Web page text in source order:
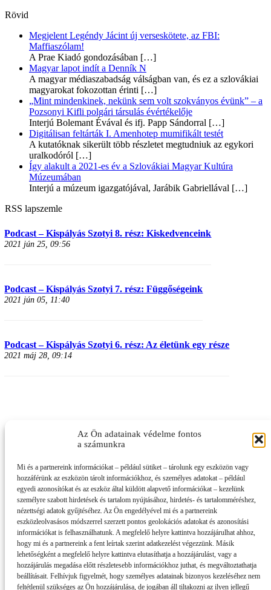
Az Ön adatainak védelme fontos
a számunkra
Mi és a partnereink információkat – például sütiket – tárolunk egy eszközön vagy
hozzáférünk az eszközön tárolt információkhoz, és személyes adatokat – például
egyedi azonosítókat és az eszköz által küldött alapvető információkat – kezelünk
személyre szabott hirdetések és tartalom nyújtásához, hirdetés- és tartalomméréshez,
nézettségi adatok gyűjtéséhez. Az Ön engedélyével mi és a partnereink
eszközleolvasásos módszerrel szerzett pontos geolokációs adatokat és azonosítási
információkat is felhasználhatunk. A megfelelő helyre kattintva hozzájárulhat ahhoz,
hogy mi és a partnereink a fent leírtak szerint adatkezelést végezzünk. Másik
lehetőségként a megfelelő helyre kattintva elutasíthatja a hozzájárulást, vagy a
hozzájárulás megadása előtt részletesebb információkhoz juthat, és megváltoztathatja
beállításait. Felhívjuk figyelmét, hogy személyes adatainak bizonyos kezeléséhez nem
feltétlenül szükséges az Ön hozzájárulása, de jogában áll tiltakozni az ilyen jellegű
Rövid
Megjelent Legéndy Jácint új verseskötete, az FBI:
Maffiaszólam!
A Prae Kiadó gondozásában […]
Magyar lapot indít a Denník N
A magyar médiaszabadság válságban van, és ez a szlovákiai
magyarokat fokozottan érinti […]
„Mint mindenkinek, nekünk sem volt szokványos évünk” – a
Pozsonyi Kifli polgári társulás évértékelője
Interjú Bolemant Évával és ifj. Papp Sándorral […]
Digitálisan feltárták I. Amenhotep mumifikált testét
A kutatóknak sikerült több részletet megtudniuk az egykori
uralkodóról […]
Így alakult a 2021-es év a Szlovákiai Magyar Kultúra
Múzeumában
Interjú a múzeum igazgatójával, Jarábik Gabriellával […]
RSS lapszemle
Podcast – Kispályás Szotyi 8. rész: Kiskedvenceink
2021 jún 25, 09:56
Podcast – Kispályás Szotyi 7. rész: Függőségeink
2021 jún 05, 11:40
Podcast – Kispályás Szotyi 6. rész: Az életünk egy része
2021 máj 28, 09:14